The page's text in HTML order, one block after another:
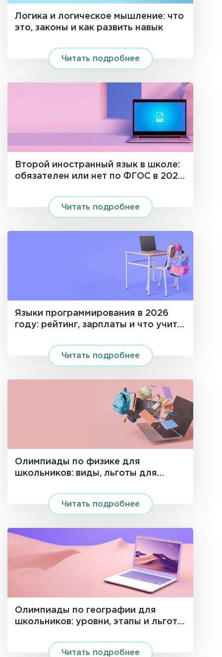
Логика и логическое мышление: что
это, законы и как развить навык
Читать подробнее
Второй иностранный язык в школе:
обязателен или нет по ФГОС в 2026
Читать подробнее
Языки программирования в 2026
году: рейтинг, зарплаты и что учить
Читать подробнее
Олимпиады по физике для
школьников: виды, льготы для
Читать подробнее
Олимпиады по географии для
школьников: уровни, этапы и льготы
Читать подробнее